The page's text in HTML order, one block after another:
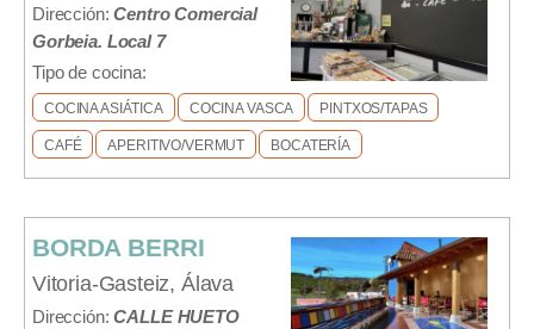
Dirección:Centro Comercial
Gorbeia. Local 7
Tipo de cocina:
COCINA ASIÁTICA COCINA VASCA PINTXOS/TAPAS
CAFÉ APERITIVO/VERMUT BOCATERÍA
BORDA BERRI
Vitoria-Gasteiz, Álava
Dirección:CALLE HUETO